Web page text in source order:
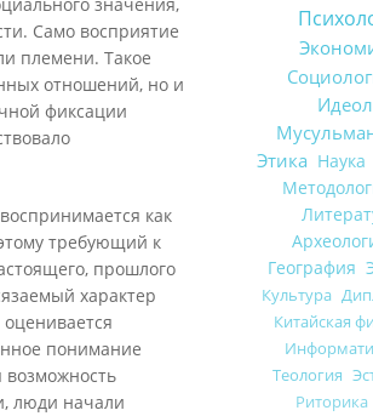
Само восприятие
племени. Такое
отношений, но и
фиксации
как
требующий к
прошлого
характер
понимание
возможность
люди начали
Этика Наука
География
Культура
Китайская
Теология
Риторика